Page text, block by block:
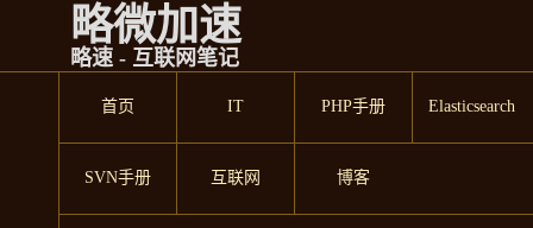
略微加速
略速 - 互联网笔记
首页 IT PHP手册 Elasticsearch
SVN手册 互联网 博客